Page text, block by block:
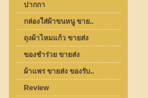
ปากกา
กล่องใส่ผ้าขนหนู ขาย..
ถุงผ้าไหมแก้ว ขายส่ง
ของชำร่วย ขายส่ง
ผ้าแพร ขายส่ง ของรับ..
Review